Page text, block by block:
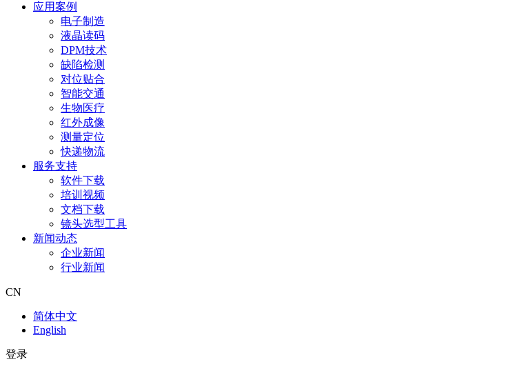
应用案例
电子制造
液晶读码
DPM技术
缺陷检测
对位贴合
智能交通
生物医疗
红外成像
测量定位
快递物流
服务支持
软件下载
培训视频
文档下载
镜头选型工具
新闻动态
企业新闻
行业新闻
CN
简体中文
English
登录